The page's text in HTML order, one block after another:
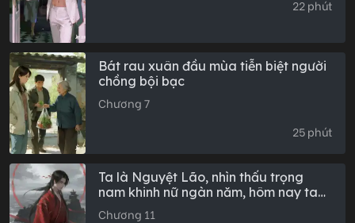
22 phút
Bát rau xuân đầu mùa tiễn biệt người
chồng bội bạc
Chương 7
25 phút
Ta là Nguyệt Lão, nhìn thấu trọng
nam khinh nữ ngàn năm, hôm nay ta
khiến trái đất chỉ sinh con trai
Chương 11